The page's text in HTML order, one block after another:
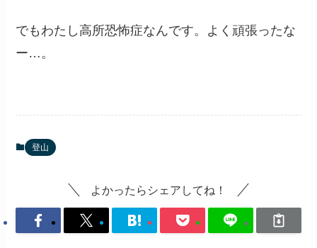
でもわたし高所恐怖症なんです。よく頑張ったな
ー…。
登山
よかったらシェアしてね！